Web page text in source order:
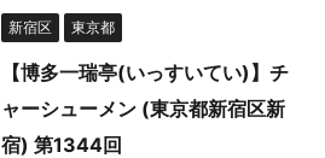
新宿区 東京都
【博多一瑞亭(いっすいてい)】チ
ャーシューメン (東京都新宿区新
宿) 第1344回